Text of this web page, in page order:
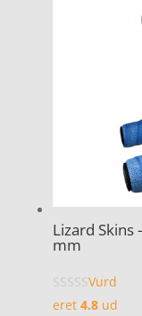
Lizard Skins
mm
Vurd
eret 4.8ud